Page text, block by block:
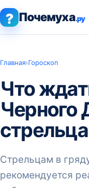
? Почемуха.ру
Главная›Гороскоп
Что
Черного
Стрельцам в
рекомендуется